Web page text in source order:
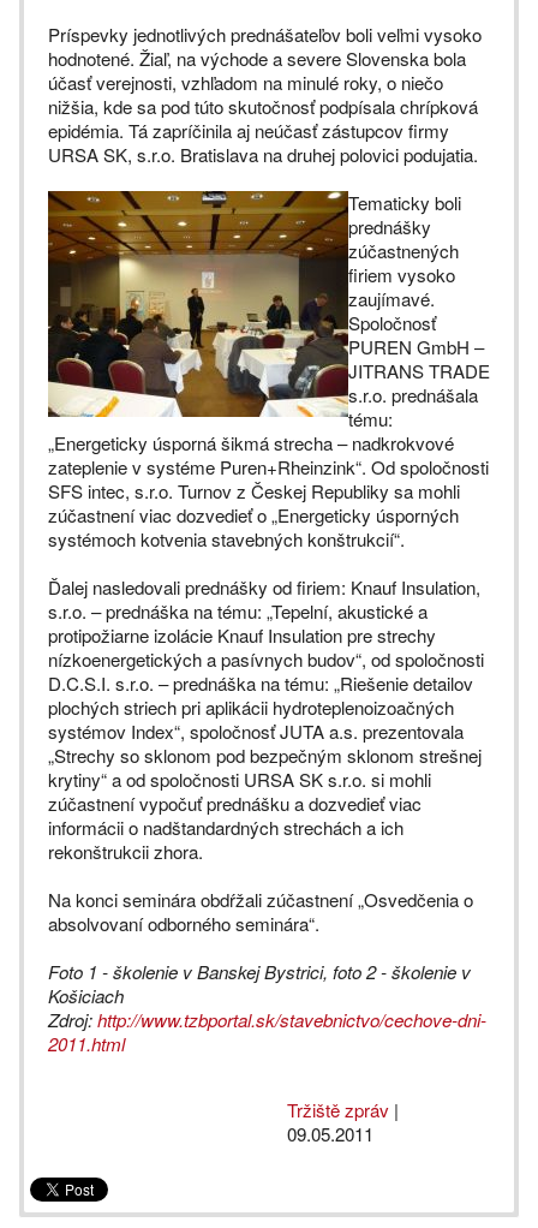
Príspevky jednotlivých prednášateľov boli veľmi vysoko
hodnotené. Žiaľ, na východe a severe Slovenska bola
účasť verejnosti, vzhľadom na minulé roky, o niečo
nižšia, kde sa pod túto skutočnosť podpísala chrípková
epidémia. Tá zapríčinila aj neúčasť zástupcov firmy
URSA SK, s.r.o. Bratislava na druhej polovici podujatia.
Tematicky boli
prednášky
zúčastnených
firiem vysoko
zaujímavé.
Spoločnosť
PUREN GmbH –
JITRANS TRADE
s.r.o. prednášala
tému:
„Energeticky úsporná šikmá strecha – nadkrokvové
zateplenie v systéme Puren+Rheinzink“. Od spoločnosti
SFS intec, s.r.o. Turnov z Českej Republiky sa mohli
zúčastnení viac dozvedieť o „Energeticky úsporných
systémoch kotvenia stavebných konštrukcií“.
Ďalej nasledovali prednášky od firiem: Knauf Insulation,
s.r.o. – prednáška na tému: „Tepelní, akustické a
protipožiarne izolácie Knauf Insulation pre strechy
nízkoenergetických a pasívnych budov“, od spoločnosti
D.C.S.I. s.r.o. – prednáška na tému: „Riešenie detailov
plochých striech pri aplikácii hydroteplenoizoačných
systémov Index“, spoločnosť JUTA a.s. prezentovala
„Strechy so sklonom pod bezpečným sklonom strešnej
krytiny“ a od spoločnosti URSA SK s.r.o. si mohli
zúčastnení vypočuť prednášku a dozvedieť viac
informácii o nadštandardných strechách a ich
rekonštrukcii zhora.
Na konci seminára obdŕžali zúčastnení „Osvedčenia o
absolvovaní odborného seminára“.
Foto 1 - školenie v Banskej Bystrici, foto 2 - školenie v
Košiciach
Zdroj:http://www.tzbportal.sk/stavebnictvo/cechove-dni-
2011.html
Tržiště zpráv |
09.05.2011